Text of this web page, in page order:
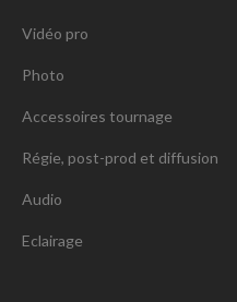
Vidéo pro
Photo
Accessoires tournage
Régie, post-prod et diffusion
Audio
Eclairage